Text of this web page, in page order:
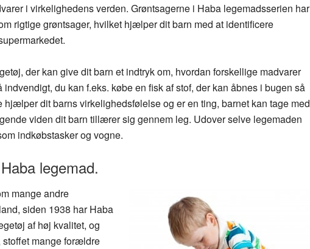
i virkelighedens verden. Grøntsagerne i Haba legemadsserien har
rigtige grøntsager, hvilket hjælper dit barn med at identificere
der kan give dit barn et indtryk om, hvordan forskellige madvarer
du kan f.eks. købe en fisk af stof, der kan åbnes i bugen så
hjælper dit barns virkelighedsfølelse og er en ting, barnet kan tage med
viden dit barn tillærer sig gennem leg. Udover selve legemaden
indkøbstasker og vogne.
legemad.
mange andre
siden 1938 har Haba
af høj kvalitet, og
mange forældre